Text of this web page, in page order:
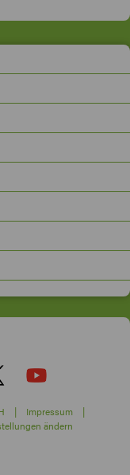
| Impressum|
ändern